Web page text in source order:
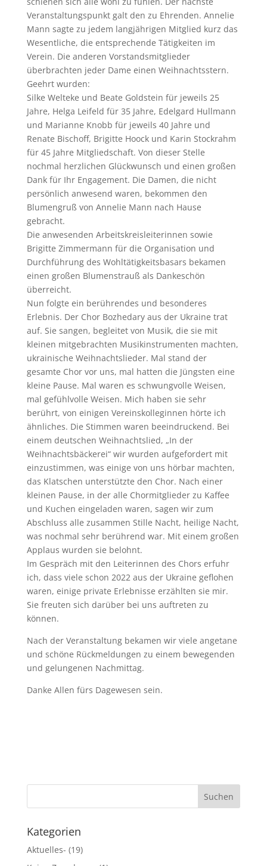
Veranstaltungspunkt galt den zu Ehrenden. Annelie
Mann sagte zu jedem langjährigen Mitglied kurz das
Wesentliche, die entsprechende Tätigkeiten im
Verein. Die anderen Vorstandsmitglieder
überbrachten jeder Dame einen Weihnachtsstern.
Geehrt wurden:
Silke Welteke und Beate Goldstein für jeweils 25
Jahre, Helga Leifeld für 35 Jahre, Edelgard Hullmann
und Marianne Knobb für jeweils 40 Jahre und
Renate Bischoff, Brigitte Hoock und Karin Stockrahm
für 45 Jahre Mitgliedschaft. Von dieser Stelle
nochmal herzlichen Glückwunsch und einen großen
Dank für Ihr Engagement. Die Damen, die nicht
persönlich anwesend waren, bekommen den
Blumengruß von Annelie Mann nach Hause
gebracht.
Die anwesenden Arbeitskreisleiterinnen sowie
Brigitte Zimmermann für die Organisation und
Durchführung des Wohltätigkeitsbasars bekamen
einen großen Blumenstrauß als Dankeschön
überreicht.
Nun folgte ein berührendes und besonderes
Erlebnis. Der Chor Bozhedary aus der Ukraine trat
auf. Sie sangen, begleitet von Musik, die sie mit
kleinen mitgebrachten Musikinstrumenten machten,
ukrainische Weihnachtslieder. Mal stand der
gesamte Chor vor uns, mal hatten die Jüngsten eine
kleine Pause. Mal waren es schwungvolle Weisen,
mal gefühlvolle Weisen. Mich haben sie sehr
berührt, von einigen Vereinskolleginnen hörte ich
ähnliches. Die Stimmen waren beeindruckend. Bei
einem deutschen Weihnachtslied, „In der
Weihnachtsbäckerei“ wir wurden aufgefordert mit
einzustimmen, was einige von uns hörbar machten,
das Klatschen unterstützte den Chor. Nach einer
kleinen Pause, in der alle Chormitglieder zu Kaffee
und Kuchen eingeladen waren, sagen wir zum
Abschluss alle zusammen Stille Nacht, heilige Nacht,
was nochmal sehr berührend war. Mit einem großen
Applaus wurden sie belohnt.
Im Gespräch mit den Leiterinnen des Chors erfuhr
ich, dass viele schon 2022 aus der Ukraine geflohen
waren, einige private Erlebnisse erzählten sie mir.
Sie freuten sich darüber bei uns auftreten zu
können.
Nach der Veranstaltung bekamen wir viele angetane
und schöne Rückmeldungen zu einem bewegenden
und gelungenen Nachmittag.
Danke Allen fürs Dagewesen sein.
Kategorien
Aktuelles- (19)